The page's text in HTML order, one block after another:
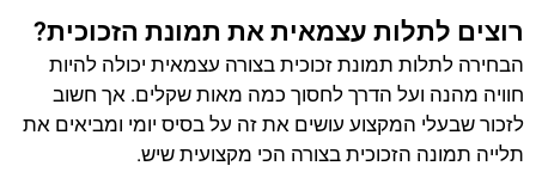
רוצים לתלות עצמאית את תמונת הזכוכית?
הבחירה לתלות תמונת זכוכית בצורה עצמאית יכולה להיות
חוויה מהנה ועל הדרך לחסוך כמה מאות שקלים. אך חשוב
לזכור שבעלי המקצוע עושים את זה על בסיס יומי ומביאים את
תלייה תמונה הזכוכית בצורה הכי מקצועית שיש.